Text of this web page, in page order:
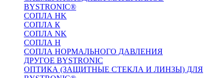
BYSTRONIC®
СОПЛА HK
СОПЛА К
СОПЛА NK
СОПЛА H
СОПЛА НОРМАЛЬНОГО ДАВЛЕНИЯ
ДРУГОЕ BYSTRONIC
ОПТИКА (ЗАЩИТНЫЕ СТЕКЛА И ЛИНЗЫ) ДЛЯ